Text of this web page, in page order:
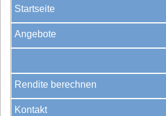
Startseite
Angebote
Rendite berechnen
Kontakt